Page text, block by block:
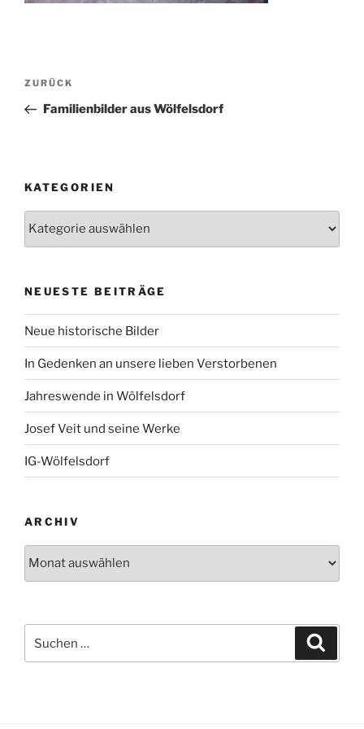
Beitragsnavigation
Vorheriger
Beitrag
ZURÜCK
Familienbilder aus Wölfelsdorf
KATEGORIEN
NEUESTE BEITRÄGE
Neue historische Bilder
In Gedenken an unsere lieben Verstorbenen
Jahreswende in Wölfelsdorf
Josef Veit und seine Werke
IG-Wölfelsdorf
ARCHIV
nach: